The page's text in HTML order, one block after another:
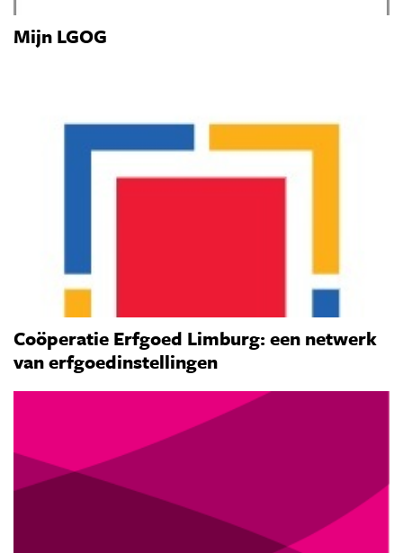
Mijn LGOG
Coöperatie Erfgoed Limburg: een netwerk
van erfgoedinstellingen